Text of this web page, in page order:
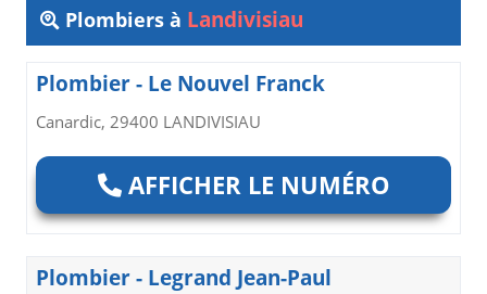
Plombiers à Landivisiau
Plombier - Le Nouvel Franck
Canardic, 29400 LANDIVISIAU
AFFICHER LE NUMÉRO
Plombier - Legrand Jean-Paul